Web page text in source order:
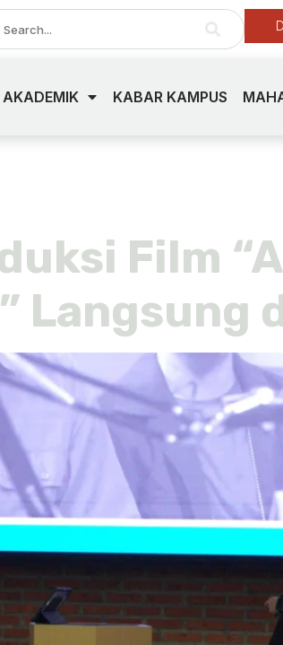
AKADEMIK KABAR KAMPUS
Film
Langsung